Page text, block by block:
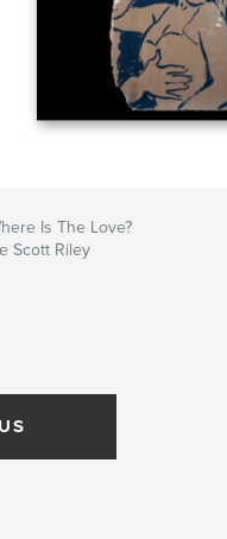
Is The Love?
Scott Riley